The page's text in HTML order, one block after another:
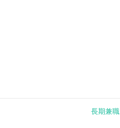
長期兼職